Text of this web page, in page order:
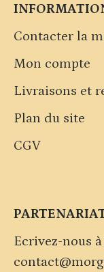
Contacter la
Mon compte
Livraisons et
Plan du site
CGV
Ecrivez-nous à